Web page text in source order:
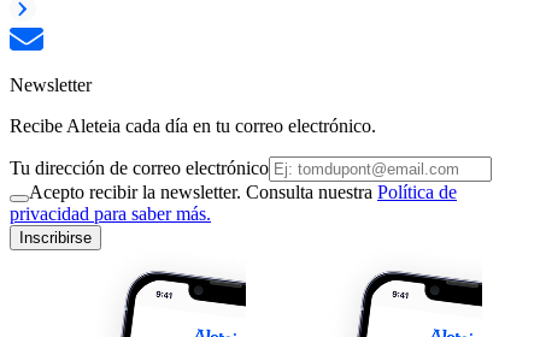
Newsletter
Recibe Aleteia cada día en tu correo electrónico.
Tu dirección de correo electrónico
Acepto recibir la newsletter. Consulta nuestra Política de
privacidad para saber más.
Inscribirse